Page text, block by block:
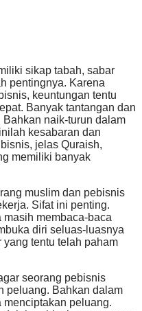
sikap tabah, sabar
pentingnya. Karena
keuntungan tentu
Banyak tantangan dan
naik-turun dalam
kesabaran dan
jelas Quraish,
memiliki banyak
muslim dan pebisnis
Sifat ini penting.
masih membaca-baca
diri seluas-luasnya
tentu telah paham
seorang pebisnis
peluang. Bahkan dalam
peluang.